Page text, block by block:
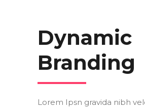
Dynamic
Branding
Lorem Ipsn gravida nibh